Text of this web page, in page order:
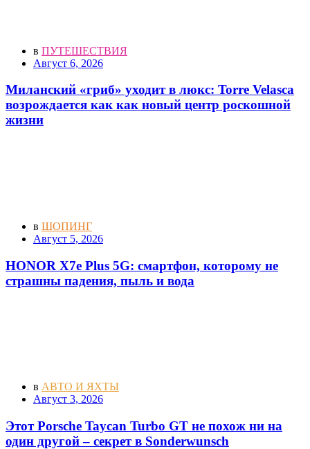
в ПУТЕШЕСТВИЯ
Август 6, 2026
Миланский «гриб» уходит в люкс: Torre Velasca
возрождается как как новый центр роскошной
жизни
в ШОПИНГ
Август 5, 2026
HONOR X7e Plus 5G: смартфон, которому не
страшны падения, пыль и вода
в АВТО И ЯХТЫ
Август 3, 2026
Этот Porsche Taycan Turbo GT не похож ни на
один другой – секрет в Sonderwunsch